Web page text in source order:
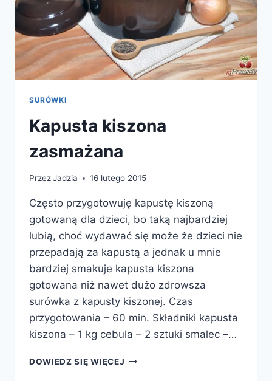
SURÓWKI
Kapusta kiszona
zasmażana
PrzezJadzia 16 lutego 2015
Często przygotowuję kapustę kiszoną
gotowaną dla dzieci, bo taką najbardziej
lubią, choć wydawać się może że dzieci nie
przepadają za kapustą a jednak u mnie
bardziej smakuje kapusta kiszona
gotowana niż nawet dużo zdrowsza
surówka z kapusty kiszonej. Czas
przygotowania – 60 min. Składniki kapusta
kiszona – 1 kg cebula – 2 sztuki smalec –…
DOWIEDZ SIĘ WIĘCEJ KAPUSTA